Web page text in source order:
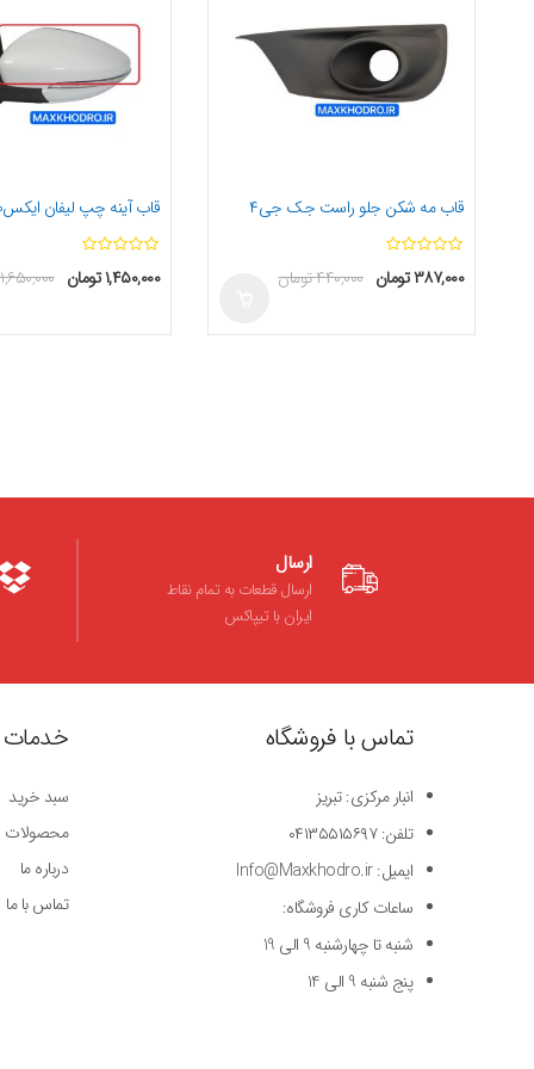
قاب آینه چپ لیفان ایکس۵۰
۱,۶۵۰,۰۰۰ ۱,۴۵۰,۰۰۰تومان
قاب مه شکن جلو راست جک جی۴
۴۴۰,۰۰۰تومان ۳۸۷,۰۰۰تومان
ارسال
ارسال قطعات به تمام نقاط
ایران با تیپاکس
خدمات
سبد خرید
محصولات
درباره ما
تماس با ما
تماس با فروشگاه
انبار مرکزی: تبریز
تلفن: ۰۴۱۳۵۵۱۵۶۹۷
ایمیل: Info@Maxkhodro.ir
ساعات کاری فروشگاه:
شنبه تا چهارشنبه 9 الی 19
پنج شنبه 9 الی 14